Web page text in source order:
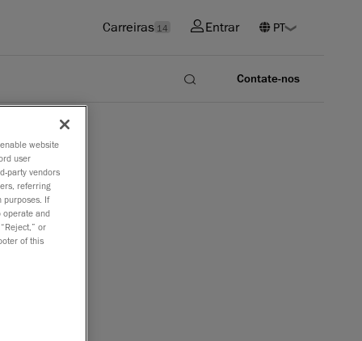
Carreiras 14 Entrar
Contate-nos
agora
para
website
user
party vendors
referring
purposes. If
operate and
or
of this